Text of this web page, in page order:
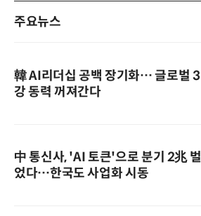
주요뉴스
韓 AI리더십 공백 장기화… 글로벌 3
강 동력 꺼져간다
中 통신사, 'AI 토큰'으로 분기 2兆 벌
었다…한국도 사업화 시동